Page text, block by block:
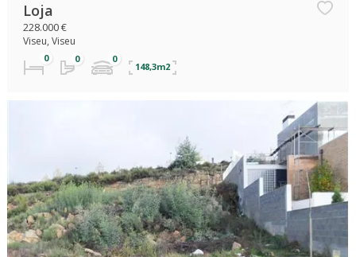
Loja
228.000 €
Viseu, Viseu
148,3m2